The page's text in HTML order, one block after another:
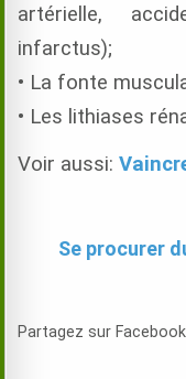
artérielle,
infarctus);
• La fonte
• Les lithiases
Voir aussi:
Se procurer
Partagez sur Facebook